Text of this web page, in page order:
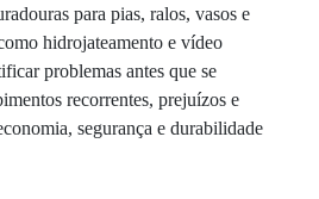
para pias, ralos, vasos e
hidrojateamento e vídeo
problemas antes que se
recorrentes, prejuízos e
segurança e durabilidade